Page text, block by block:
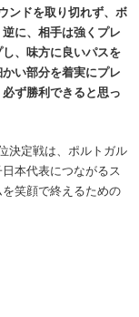
ンドを取り切れず、ボ
に、相手は強くプレ
、味方に良いパスを
い部分を着実にプレ
ず勝利できると思っ
決定戦は、ポルトガル
本代表につながるス
笑顔で終えるための